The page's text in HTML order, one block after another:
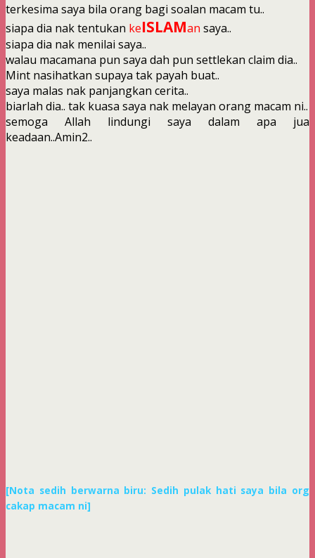
terkesima saya bila orang bagi soalan macam tu..
siapa dia nak tentukan keISLAMan saya..
siapa dia nak menilai saya..
walau macamana pun saya dah pun settlekan claim dia..
Mint nasihatkan supaya tak payah buat..
saya malas nak panjangkan cerita..
biarlah dia.. tak kuasa saya nak melayan orang macam ni..
semoga Allah lindungi saya dalam apa jua
keadaan..Amin2..
[Nota sedih berwarna biru: Sedih pulak hati saya bila org
cakap macam ni]